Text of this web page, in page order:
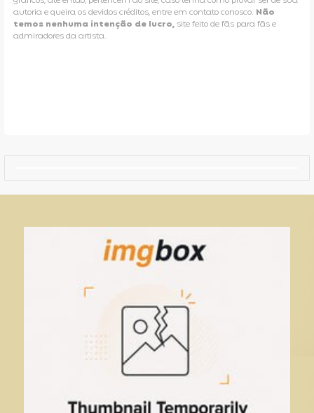
autoria e queira os devidos créditos, entre em contato conosco. Não
temos nenhuma intenção de lucro, site feito de fãs para fãs e
admiradores da artista.